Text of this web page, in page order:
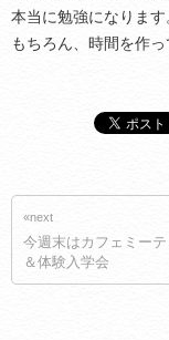
本当に勉強になります
もちろん、時間を作
«next
今週末はカフェミー
＆体験入学会